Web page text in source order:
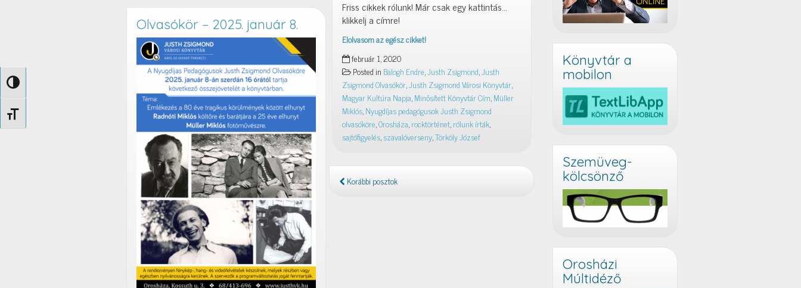
Nagy kontraszt váltása
Betűméret váltása
Olvasókör – 2025. január 8.
Friss cikkek rólunk! Már csak egy kattintás…
klikkelj a címre!
Elolvasom az egész cikket!
Rólunk
írtákfebruár 1, 2020
Posted in Balogh Endre,Justh Zsigmond,Justh
Zsigmond Olvasókör,Justh Zsigmond Városi Könyvtár,
Magyar Kultúra Napja,Minősített Könyvtár Cím,Müller
Miklós,Nyugdíjas pedagógusok Justh Zsigmond
olvasóköre,Orosháza,rocktörténet,rólunk írták,
sajtófigyelés,szavalóverseny,Törköly József
Korábbi posztok
Könyvtár a
mobilon
Szemüveg-
kölcsönző
Orosházi
Múltidéző